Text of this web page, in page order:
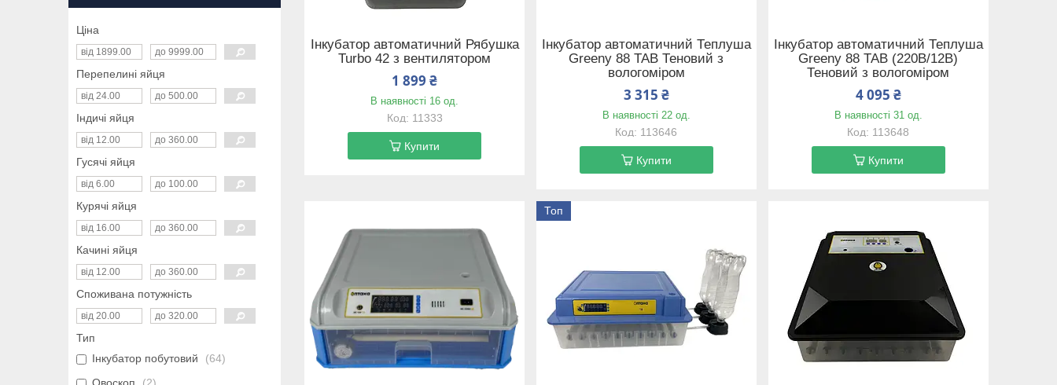
Інкубатор автоматичний Рябушка
Turbo 42 з вентилятором
1 899 ₴
В наявності 16 од.
11333
Купити
Інкубатор автоматичний Теплуша
Greeny 88 ТАВ Теновий з
вологоміром
3 315 ₴
В наявності 22 од.
113646
Купити
Інкубатор автоматичний Теплуша
Greeny 88 ТАВ (220В/12В)
Теновий з вологоміром
4 095 ₴
В наявності 31 од.
113648
Купити
Топ
Ціна
Перепелині яйця
Індичі яйця
Гусячі яйця
Курячі яйця
Качині яйця
Споживана потужність
Тип
Інкубатор побутовий
64